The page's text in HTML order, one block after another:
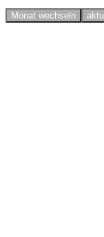
Monat wechseln